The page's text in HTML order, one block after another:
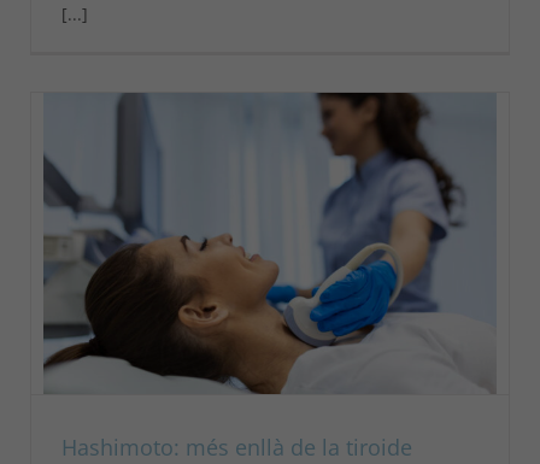
[...]
Hashimoto: més enllà de la tiroide